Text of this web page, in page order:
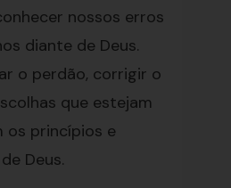
nossos erros
diante de Deus.
o perdão, corrigir o
que estejam
os princípios e
Deus.